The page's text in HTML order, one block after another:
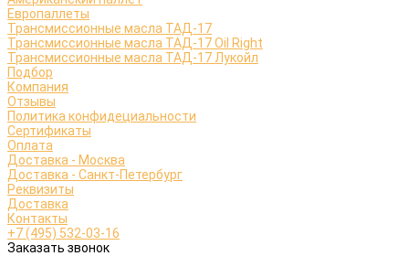
Европаллеты
Трансмиссионные масла ТАД-17
Трансмиссионные масла ТАД-17 Oil Right
Трансмиссионные масла ТАД-17 Лукойл
Подбор
Компания
Отзывы
Политика конфидециальности
Сертификаты
Оплата
Доставка - Москва
Доставка - Санкт-Петербург
Реквизиты
Доставка
Контакты
+7 (495) 532-03-16
Заказать звонок